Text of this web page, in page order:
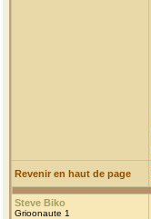
Revenir en haut de page
Steve Biko
Grioonaute 1